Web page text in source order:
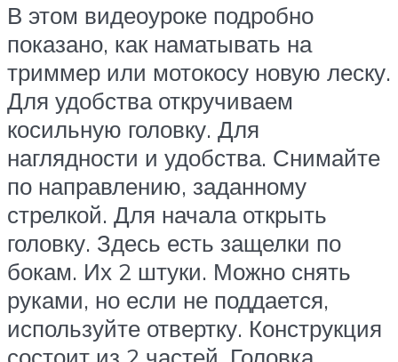
В этом видеоуроке подробно
показано, как наматывать на
триммер или мотокосу новую леску.
Для удобства откручиваем
косильную головку. Для
наглядности и удобства. Снимайте
по направлению, заданному
стрелкой. Для начала открыть
головку. Здесь есть защелки по
бокам. Их 2 штуки. Можно снять
руками, но если не поддается,
используйте отвертку. Конструкция